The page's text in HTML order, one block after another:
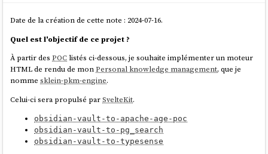
Date de la création de cette note : 2024-07-16.
Quel est l'objectif de ce projet ?
À partir desPOClistés ci-dessous, je souhaite implémenter un moteur
HTML de rendu de monPersonal knowledge management, que je
nommesklein-pkm-engine.
Celui-ci sera propulsé parSvelteKit.
obsidian-vault-to-apache-age-poc
obsidian-vault-to-pg_search
obsidian-vault-to-typesense